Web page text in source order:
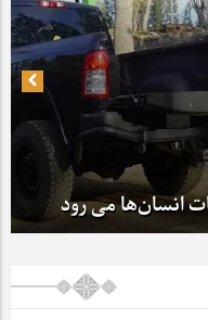
انسان‌ها می رود